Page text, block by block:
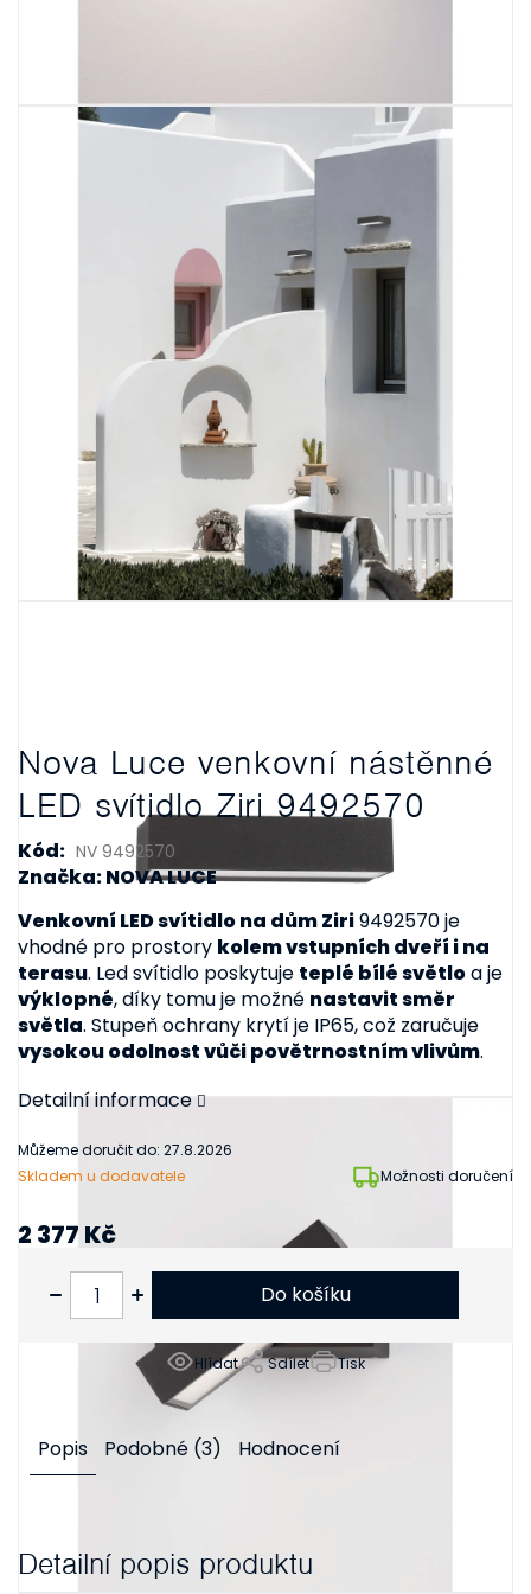
Nova Luce venkovní nástěnné
LED svítidlo Ziri 9492570
Kód: NV 9492570
Značka: NOVA LUCE
Skladem u dodavatele Možnosti doručení
Můžeme doručit do: 27.8.2026
Venkovní LED svítidlo na dům Ziri9492570 je
vhodné pro prostory kolem vstupních dveří i na
terasu. Led svítidlo poskytuje teplé bílé světloa je
výklopné, díky tomu je možné nastavit směr
světla. Stupeň ochrany krytí je IP65, což zaručuje
vysokou odolnost vůči povětrnostním vlivům.
Detailní informace
Tisk
Hlídat Sdílet
2 377 Kč
Do košíku
Popis Podobné (3) Hodnocení
Detailní popis produktu